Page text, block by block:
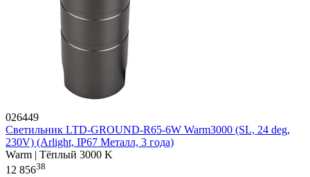
026449
Светильник LTD-GROUND-R65-6W Warm3000 (SL, 24 deg,
230V) (Arlight, IP67 Металл, 3 года)
Warm | Тёплый 3000 K
12 85638